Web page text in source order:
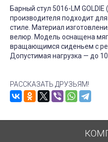
Барный стул 5016-LM
производителя подходит
стиле. Материал
велюр. Модель оснащена
вращающимся сиденьем с
Допустимая нагрузка — до
РАССКАЗАТЬ ДРУЗЬЯМ!